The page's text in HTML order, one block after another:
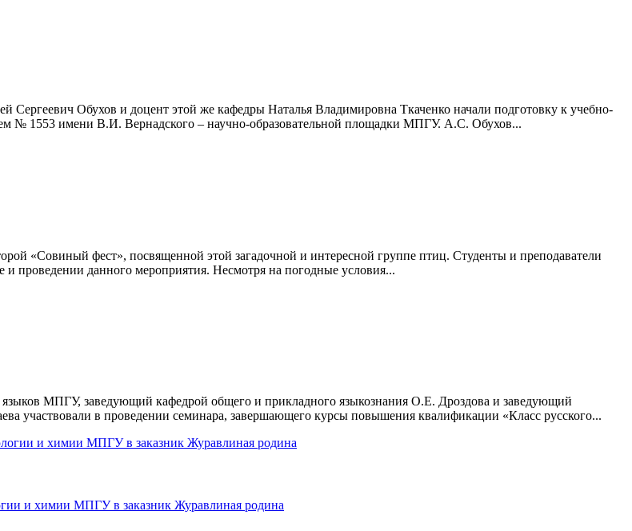
Сергеевич Обухов и доцент этой же кафедры Наталья Владимировна Ткаченко начали подготовку к учебно-
№ 1553 имени В.И. Вернадского – научно-образовательной площадки МПГУ. А.С. Обухов...
«Совиный фест», посвященной этой загадочной и интересной группе птиц. Студенты и преподаватели
проведении данного мероприятия. Несмотря на погодные условия...
языков МПГУ, заведующий кафедрой общего и прикладного языкознания О.Е. Дроздова и заведующий
участвовали в проведении семинара, завершающего курсы повышения квалификации «Класс русского...
и химии МПГУ в заказник Журавлиная родина